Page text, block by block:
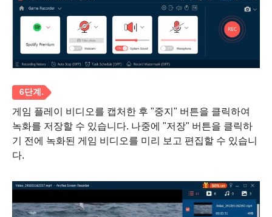
4단계.
게임 플레이 비디오를 캡처한 후 "중지" 버튼을 클릭하여
녹화를 저장할 수 있습니다. 나중에 "저장" 버튼을 클릭하
기 전에 녹화된 게임 비디오를 미리 보고 편집할 수 있습니
다.